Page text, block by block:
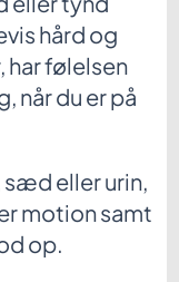
hård og
har følelsen
når du er på
eller urin,
motion samt
op.